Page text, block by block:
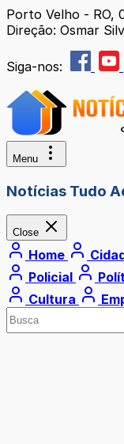
Porto Velho - RO,
Direção: Osmar
Siga-nos:
Menu
Notícias Tudo
Close
Home
Policial
Cultura